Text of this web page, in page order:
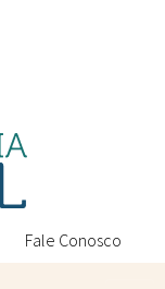
Fale Conosco